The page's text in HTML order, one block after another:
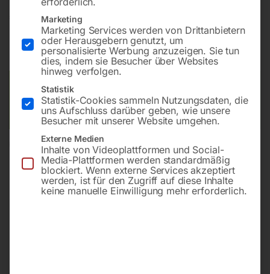
1.020,00
inkl. MwSt. zzgl.Versandkosten
Lieferzeit:ca. 2 - 3 Tage
Versandkosten Standard (Österreich):
Bitte beachten Sie: Die Versandkosten gelten für Österreich.
Andere Länder können abweichen.
In den Warenkorb
Marketing
Marketing Services werden von Drittanbietern
oder Herausgebern genutzt, um
personalisierte Werbung anzuzeigen. Sie tun
dies, indem sie Besucher über Websites
hinweg verfolgen.
Statistik
Statistik-Cookies sammeln Nutzungsdaten, die
uns Aufschluss darüber geben, wie unsere
Besucher mit unserer Website umgehen.
Externe Medien
Inhalte von Videoplattformen und Social-
Media-Plattformen werden standardmäßig
blockiert. Wenn externe Services akzeptiert
werden, ist für den Zugriff auf diese Inhalte
keine manuelle Einwilligung mehr erforderlich.